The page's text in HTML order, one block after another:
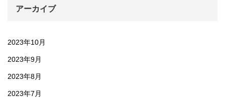
アーカイブ
2023年10月
2023年9月
2023年8月
2023年7月